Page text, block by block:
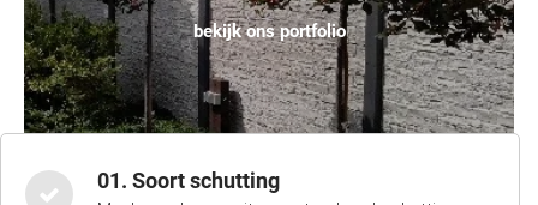
bekijk ons portfolio
01. Soort schutting